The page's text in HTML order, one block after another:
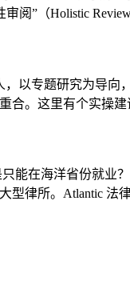
阅”（Holistic
，以专题研究为导
。这里有个实操
能在海洋省份就业
律所。Atlantic